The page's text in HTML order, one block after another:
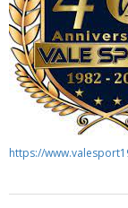
Luglio 2026:
https://